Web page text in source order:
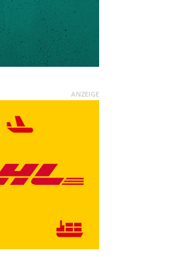
ANZEIGE